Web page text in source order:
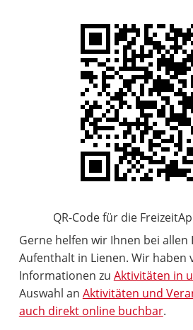
QR-Code für die
Gerne helfen wir Ihnen bei allen
Aufenthalt in Lienen. Wir haben
Informationen zu Aktivitäten in
Auswahl an Aktivitäten und
auch direkt online buchbar.